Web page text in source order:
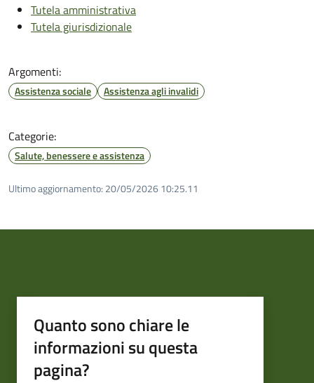
Tutela amministrativa
Tutela giurisdizionale
Argomenti:
Assistenza sociale Assistenza agli invalidi
Categorie:
Salute, benessere e assistenza
Ultimo aggiornamento: 20/05/2026 10:25.11
Quanto sono chiare le
informazioni su questa
pagina?